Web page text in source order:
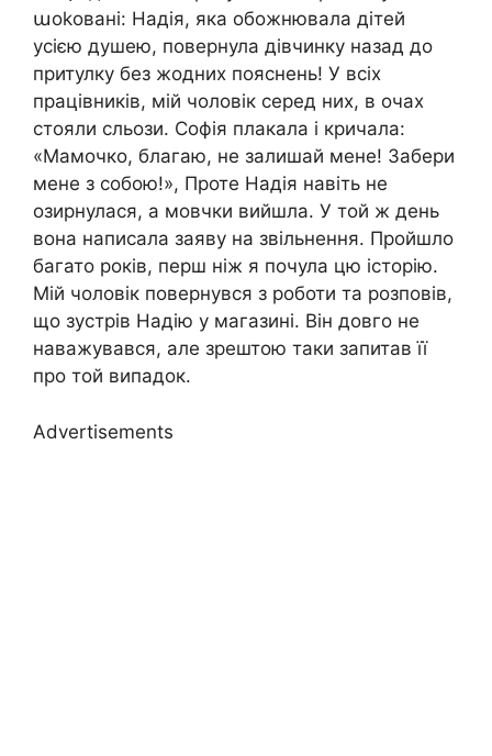
աоkовані: Надія, яка обожнювала дітей
усією душею, повернула дівчинку назад до
притулку без жодних пояснень! У всіх
працівників, мій чоловік серед них, в очах
стояли сльози. Софія плакала і кричала:
«Мамочко, благаю, не залишай мене! Забери
мене з собою!», Проте Надія навіть не
озирнулася, а мовчки вийшла. У той ж день
вона написала заяву на звільнення. Пройшло
багато років, перш ніж я почула цю історію.
Мій чоловік повернувся з роботи та розповів,
що зустрів Надію у магазині. Він довго не
наважувався, але зрештою таки запитав її
про той випадок.
Advertisements